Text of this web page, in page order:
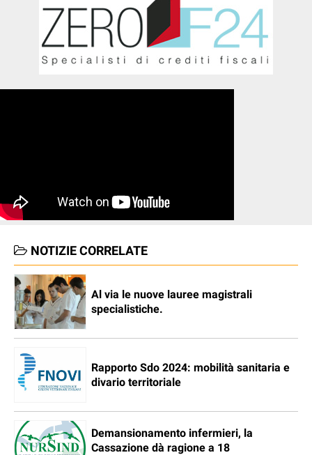
NOTIZIE CORRELATE
Al via le nuove lauree magistrali
specialistiche.
Rapporto Sdo 2024: mobilità sanitaria e
divario territoriale
Demansionamento infermieri, la
Cassazione dà ragione a 18